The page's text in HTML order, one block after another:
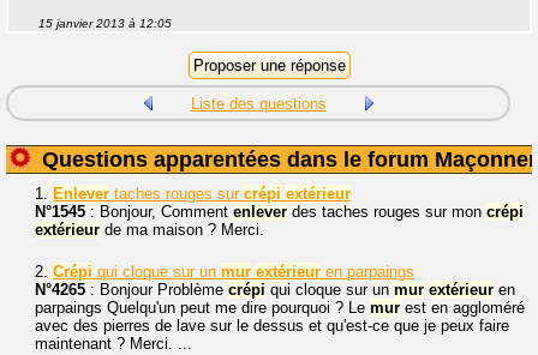
15 janvier 2013 à 12:05
Liste des questions
Questions apparentées dans le forum
1. Enlever taches rouges sur crépi extérieur
N°1545 : Bonjour, Comment enlever des taches rouges sur mon crépi
extérieur de ma maison ? Merci.
2. Crépi qui cloque sur un mur extérieur en parpaings
N°4265 : Bonjour Problème crépi qui cloque sur un mur extérieur en
parpaings Quelqu'un peut me dire pourquoi ? Le mur est en aggloméré
avec des pierres de lave sur le dessus et qu'est-ce que je peux faire
maintenant ? Merci. ...